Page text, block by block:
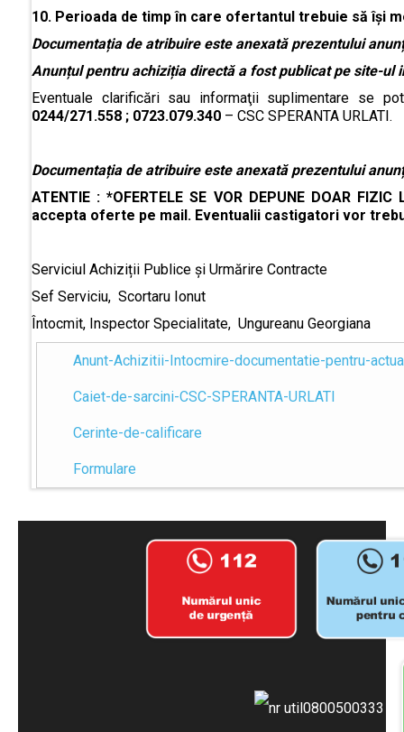
10. Perioada de timp în care ofertantul trebuie să își
Documentația de atribuire este anexată prezentului
Anunțul pentru achiziția directă a fost publicat pe site-ul
Eventuale clarificări sau informaţii suplimentare se
0244/271.558 ; 0723.079.340 – CSC SPERANTA URLATI.
Documentația de atribuire este anexată prezentului
ATENTIE : *OFERTELE SE VOR DEPUNE DOAR
accepta oferte pe mail. Eventualii castigatori vor
Serviciul Achiziții Publice și Urmărire Contracte
Sef Serviciu, Scortaru Ionut
Întocmit, Inspector Specialitate, Ungureanu Georgiana
Anunt-Achizitii-Intocmire-documentatie-pentru-
Caiet-de-sarcini-CSC-SPERANTA-URLATI
Cerinte-de-calificare
Formulare